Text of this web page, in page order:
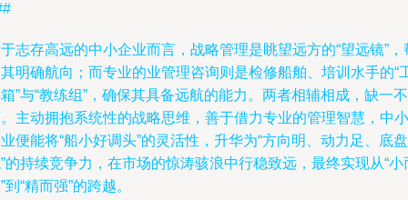
志存高远的中小企业而言，战略管理是眺望远方的“望远镜”，
明确航向；而专业的业管理咨询则是检修船舶、培训水手的“
”与“教练组”，确保其具备远航的能力。两者相辅相成，缺一不
主动拥抱系统性的战略思维，善于借力专业的管理智慧，中小
便能将“船小好调头”的灵活性，升华为“方向明、动力足、底盘
的持续竞争力，在市场的惊涛骇浪中行稳致远，最终实现从“小
到“精而强”的跨越。